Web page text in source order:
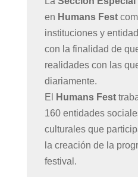
en Humans Fest
instituciones y
con la finalidad de
realidades con las
diariamente.
El
Humans Fest
160 entidades
culturales que
la creación de la
festival.